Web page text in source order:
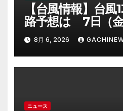
【台風情報】台
路予想は 7日（
に直撃するおそ
倒壊するおそれが
吹く見込み(FNN
イン)
8月 6, 2026
ニュース